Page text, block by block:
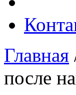
Главная
после